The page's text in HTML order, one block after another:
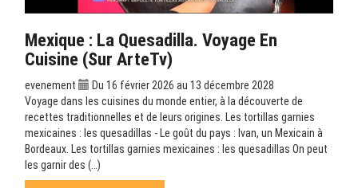
Mexique : La Quesadilla. Voyage En
Cuisine (sur ArteTv)
evenement
Du 16 février 2026 au 13 décembre 2028
Voyage dans les cuisines du monde entier, à la découverte de
recettes traditionnelles et de leurs origines. Les tortillas garnies
mexicaines : les quesadillas - Le goût du pays : Ivan, un Mexicain à
Bordeaux. Les tortillas garnies mexicaines : les quesadillas On peut
les garnir des (…)